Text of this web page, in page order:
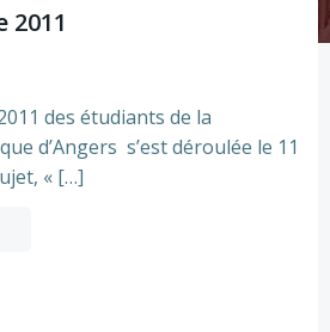
2011
des étudiants de la
d’Angers s’est déroulée le 11
« […]